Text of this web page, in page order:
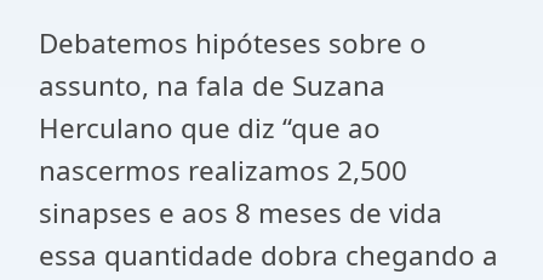
Debatemos hipóteses sobre o
assunto, na fala de Suzana
Herculano que diz “que ao
nascermos realizamos 2,500
sinapses e aos 8 meses de vida
essa quantidade dobra chegando a